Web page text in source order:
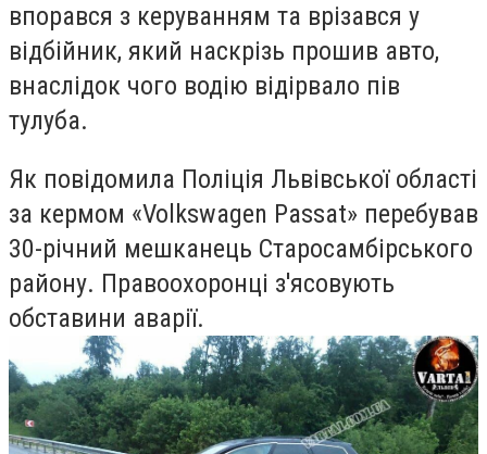
впорався з керуванням та врізався у
відбійник, який наскрізь прошив авто,
внаслідок чого водію відірвало пів
тулуба.
Як повідомила Поліція Львівської області
за кермом «Volkswagen Passat» перебував
30-річний мешканець Старосамбірського
району. Правоохоронці з'ясовують
обставини аварії.